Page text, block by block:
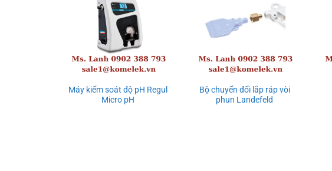
Máy kiểm soát độ pH Regul
Micro pH
Bộ chuyển đổi lắp ráp vòi
phun Landefeld